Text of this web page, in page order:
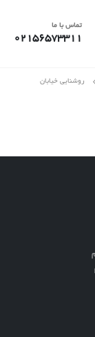
تماس با ما
02156573311
روشنایی خیابان